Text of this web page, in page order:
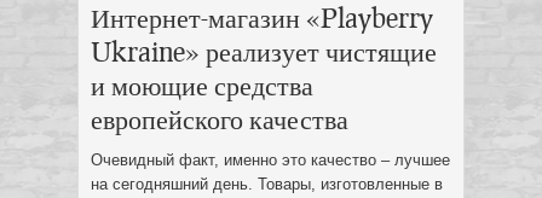
Интернет-магазин «Playberry
Ukraine» реализует чистящие
и моющие средства
европейского качества
Очевидный факт, именно это качество – лучшее
на сегодняшний день. Товары, изготовленные в